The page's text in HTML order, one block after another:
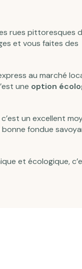
rues pittoresques
et vous faites des
au marché
une option
un excellent
fondue
et écologique,